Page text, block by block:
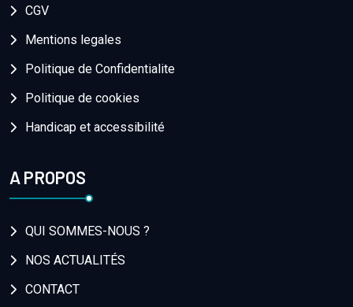
CGV
Mentions legales
Politique de Confidentialite
Politique de cookies
Handicap et accessibilité
A PROPOS
QUI SOMMES-NOUS ?
NOS ACTUALITÉS
CONTACT